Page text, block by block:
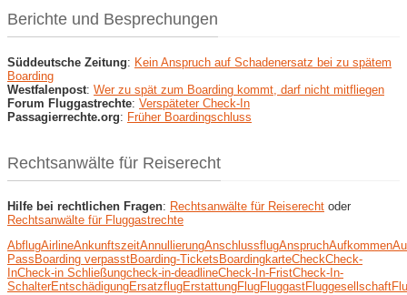
Berichte und Besprechungen
Süddeutsche Zeitung: Kein Anspruch auf Schadenersatz bei zu spätem
Boarding
Westfalenpost: Wer zu spät zum Boarding kommt, darf nicht mitfliegen
Forum Fluggastrechte: Verspäteter Check-In
Passagierrechte.org: Früher Boardingschluss
Rechtsanwälte für Reiserecht
Hilfe bei rechtlichen Fragen: Rechtsanwälte für Reiserecht oder
Rechtsanwälte für Fluggastrechte
AbflugAirlineAnkunftszeitAnnullierungAnschlussflugAnspruchAufkommen
PassBoarding verpasstBoarding-TicketsBoardingkarteCheckCheck-
InCheck-in Schließungcheck-in-deadlineCheck-In-FristCheck-In-
SchalterEntschädigungErsatzflugErstattungFlugFluggastFluggesellschaft